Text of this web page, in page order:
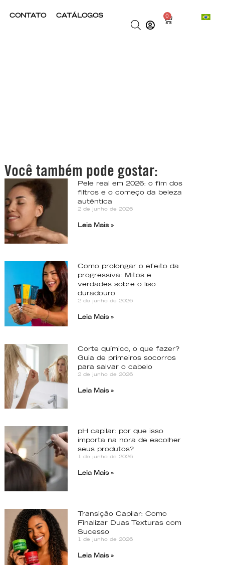
CONTATO
CATÁLOGOS
0
Você também pode gostar:
Pele real em 2026: o fim dos
filtros e o começo da beleza
autêntica
2 de junho de 2026
Leia Mais »
Como prolongar o efeito da
progressiva: Mitos e
verdades sobre o liso
duradouro
2 de junho de 2026
Leia Mais »
Corte químico, o que fazer?
Guia de primeiros socorros
para salvar o cabelo
2 de junho de 2026
Leia Mais »
pH capilar: por que isso
importa na hora de escolher
seus produtos?
1 de junho de 2026
Leia Mais »
Transição Capilar: Como
Finalizar Duas Texturas com
Sucesso
1 de junho de 2026
Leia Mais »